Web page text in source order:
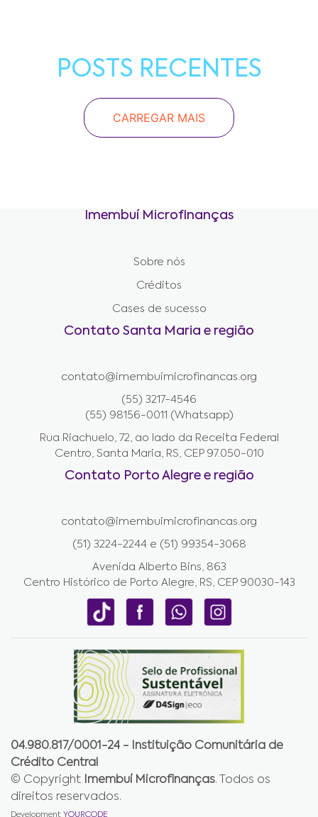
POSTS RECENTES
CARREGAR MAIS
Imembuí Microfinanças
Sobre nós
Créditos
Cases de sucesso
Contato Santa Maria e região
contato@imembuimicrofinancas.org
(55) 3217-4546
(55) 98156-0011 (Whatsapp)
Rua Riachuelo, 72, ao lado da Receita Federal
Centro, Santa Maria, RS, CEP 97.050-010
Contato Porto Alegre e região
contato@imembuimicrofinancas.org
(51) 3224-2244 e (51) 99354-3068
Avenida Alberto Bins, 863
Centro Histórico de Porto Alegre, RS, CEP 90030-143
04.980.817/0001-24 - Instituição Comunitária de
Crédito Central
© Copyright Imembuí Microfinanças. Todos os
direitos reservados.